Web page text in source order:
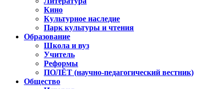
Кино
Культурное наследие
Парк культуры и чтения
Образование
Школа и вуз
Учитель
Реформы
ПОЛЁТ (научно-педагогический вестник)
Общество